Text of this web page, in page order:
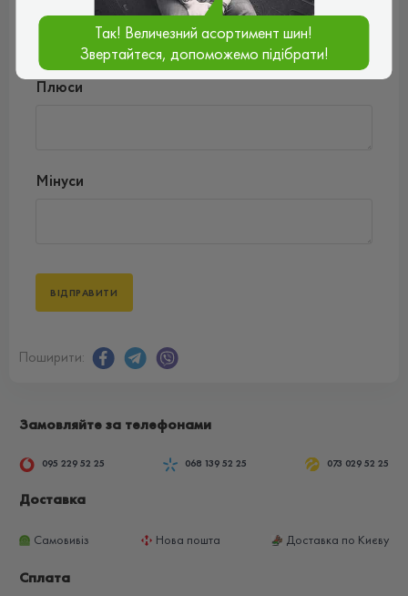
Оцінити товар*
Плюси
Мінуси
Поширити:
Замовляйте за телефонами
095 229 52 25 068 139 52 25 073 029 52 25
Доставка
Самовивіз Нова пошта Доставка по Києву
Сплата
Так! Величезний асортимент шин!
Звертайтеся, допоможемо підібрати!